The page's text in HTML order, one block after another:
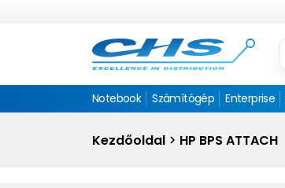
Notebook Számítógép Enterprise
Kezdőoldal HP BPS ATTACH